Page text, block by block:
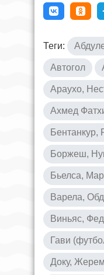
Теги:
Автогол
Араухо,
Ахмед
Бентанкур,
Боржеш,
Бьелса,
Варела,
Виньяс,
Гави
Доку,